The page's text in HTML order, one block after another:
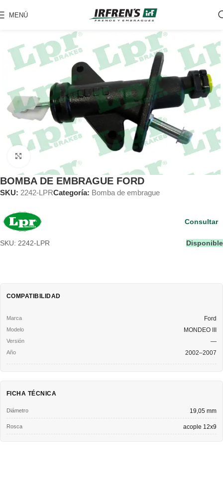
MENÚ
BOMBA DE EMBRAGUE FORD
SKU: 2242-LPRCategoría: Bomba de embrague
SKU: 2242-LPR Disponible
Consultar
COMPATIBILIDAD
Ford
MONDEO III
—
2002–2007
FICHA TÉCNICA
Diámetro 19,05 mm
Rosca acople 12x9